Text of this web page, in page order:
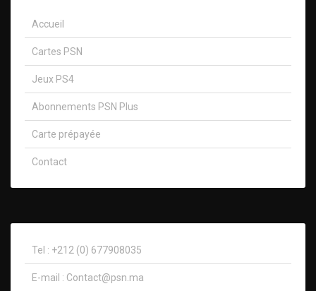
Accueil
Cartes PSN
Jeux PS4
Abonnements PSN Plus
Carte prépayée
Contact
Tel : +212 (0) 677908035
E-mail : Contact@psn.ma